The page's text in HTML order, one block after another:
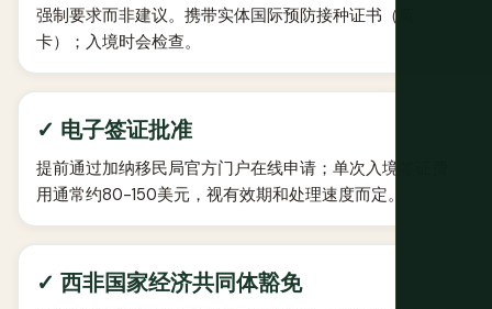
强制要求而非建议。携带实体国际预防接种证书（黄
卡）；入境时会检查。
✓ 电子签证批准
提前通过加纳移民局官方门户在线申请；单次入境签证费
用通常约80-150美元，视有效期和处理速度而定。
✓ 西非国家经济共同体豁免